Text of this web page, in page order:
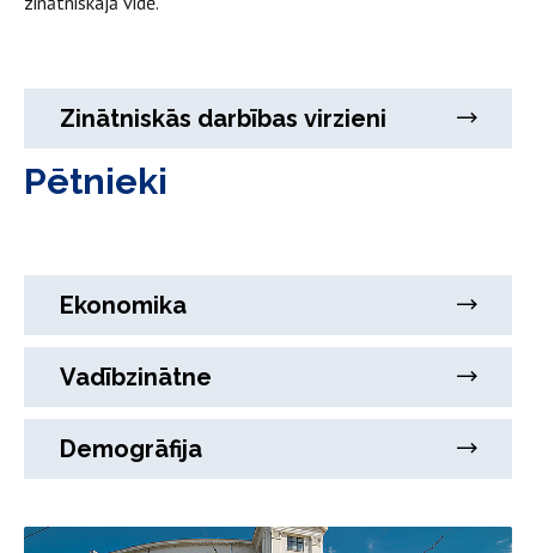
Zinātniskās darbības virzieni
Pētnieki
Ekonomika
Vadībzinātne
Demogrāfija